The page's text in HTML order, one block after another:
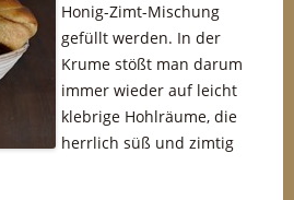
Honig-Zimt-Mischung
gefüllt werden. In der
Krume stößt man darum
immer wieder auf leicht
klebrige Hohlräume, die
herrlich süß und zimtig